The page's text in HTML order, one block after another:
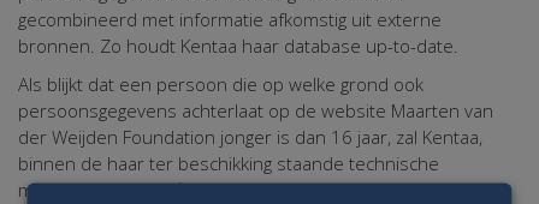
gecombineerd met informatie afkomstig uit externe
bronnen. Zo houdt Kentaa haar database up-to-date.
Als blijkt dat een persoon die op welke grond ook
persoonsgegevens achterlaat op de website Maarten van
der Weijden Foundation jonger is dan 16 jaar, zal Kentaa,
binnen de haar ter beschikking staande technische
mogelijkheden, verifiëren of deze gegevens met